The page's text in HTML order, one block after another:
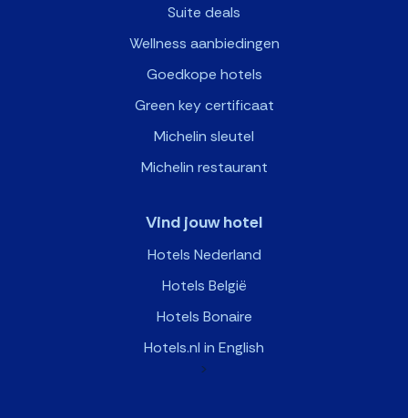
Suite deals
Wellness aanbiedingen
Goedkope hotels
Green key certificaat
Michelin sleutel
Michelin restaurant
Vind jouw hotel
Hotels Nederland
Hotels België
Hotels Bonaire
Hotels.nl in English
>